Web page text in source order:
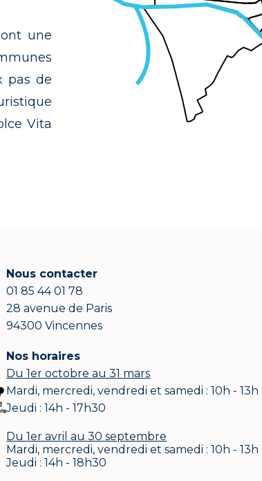
une
pas de
Vita
Nous contacter
01 85 44 01 78
28 avenue de Paris
94300 Vincennes
Nos horaires
Du 1er octobre au 31 mars
Mardi, mercredi, vendredi et samedi : 10h - 13h
Jeudi : 14h - 17h30
Du 1er avril au 30 septembre
Mardi, mercredi, vendredi et samedi : 10h - 13h
Jeudi : 14h - 18h30